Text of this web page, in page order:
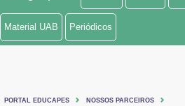
Ministério de Minas e Energia
Material UAB Periódicos
PORTAL EDUCAPES
NOSSOS PARCEIROS